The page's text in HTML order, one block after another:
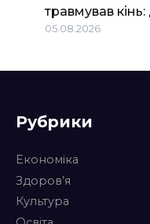
травмував кінь:
05.08.2026
Рубрики
Економіка
Здоров’я
Культура